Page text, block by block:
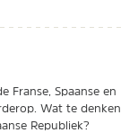
Franse, Spaanse en
Wat te denken
Republiek?